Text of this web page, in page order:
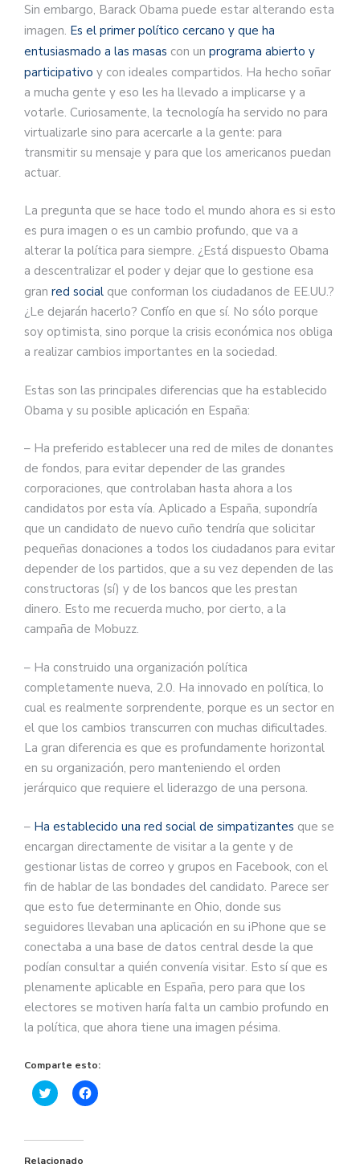
Sin embargo, Barack Obama puede estar alterando esta
imagen. Es el primer político cercano y que ha
entusiasmado a las masas con un programa abierto y
participativo y con ideales compartidos. Ha hecho soñar
a mucha gente y eso les ha llevado a implicarse y a
votarle. Curiosamente, la tecnología ha servido no para
virtualizarle sino para acercarle a la gente: para
transmitir su mensaje y para que los americanos puedan
actuar.
La pregunta que se hace todo el mundo ahora es si esto
es pura imagen o es un cambio profundo, que va a
alterar la política para siempre. ¿Está dispuesto Obama
a descentralizar el poder y dejar que lo gestione esa
gran red social que conforman los ciudadanos de EE.UU.?
¿Le dejarán hacerlo? Confío en que sí. No sólo porque
soy optimista, sino porque la crisis económica nos obliga
a realizar cambios importantes en la sociedad.
Estas son las principales diferencias que ha establecido
Obama y su posible aplicación en España:
– Ha preferido establecer una red de miles de donantes
de fondos, para evitar depender de las grandes
corporaciones, que controlaban hasta ahora a los
candidatos por esta vía. Aplicado a España, supondría
que un candidato de nuevo cuño tendría que solicitar
pequeñas donaciones a todos los ciudadanos para evitar
depender de los partidos, que a su vez dependen de las
constructoras (sí) y de los bancos que les prestan
dinero. Esto me recuerda mucho, por cierto, a la
campaña de Mobuzz.
– Ha construido una organización política
completamente nueva, 2.0. Ha innovado en política, lo
cual es realmente sorprendente, porque es un sector en
el que los cambios transcurren con muchas dificultades.
La gran diferencia es que es profundamente horizontal
en su organización, pero manteniendo el orden
jerárquico que requiere el liderazgo de una persona.
– Ha establecido una red social de simpatizantes que se
encargan directamente de visitar a la gente y de
gestionar listas de correo y grupos en Facebook, con el
fin de hablar de las bondades del candidato. Parece ser
que esto fue determinante en Ohio, donde sus
seguidores llevaban una aplicación en su iPhone que se
conectaba a una base de datos central desde la que
podían consultar a quién convenía visitar. Esto sí que es
plenamente aplicable en España, pero para que los
electores se motiven haría falta un cambio profundo en
la política, que ahora tiene una imagen pésima.
Comparte esto:
Haz
clic
Twitter
abre
Haz
clic
Relacionado